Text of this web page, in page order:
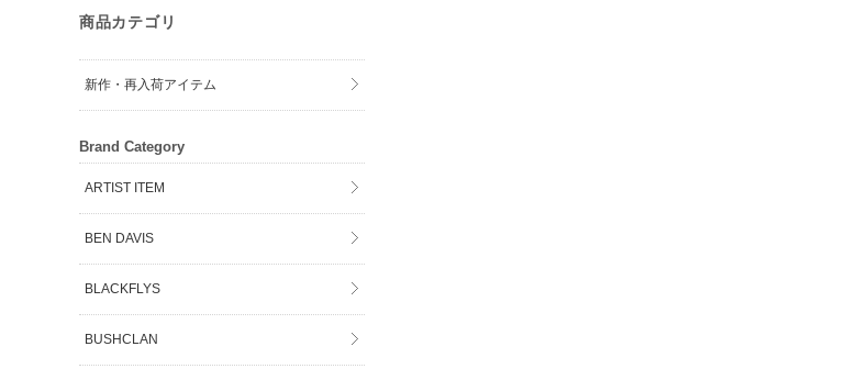
商品カテゴリ
新作・再入荷アイテム
Brand Category
ARTIST ITEM
BEN DAVIS
BLACKFLYS
BUSHCLAN